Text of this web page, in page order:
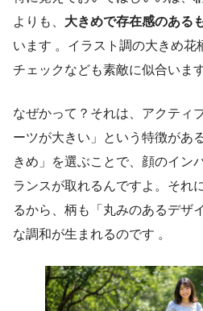
よりも、 大きめで存在感のある
います 。イラスト調の大きめ花
チェックなども素敵に似合います
なぜかって？それは、アクティ
ーツが大きい」という特徴があ
きめ」を選ぶことで、顔のイン
ランスが取れるんですよ。それ
るから、柄も「丸みのあるデザ
な調和が生まれるのです 。